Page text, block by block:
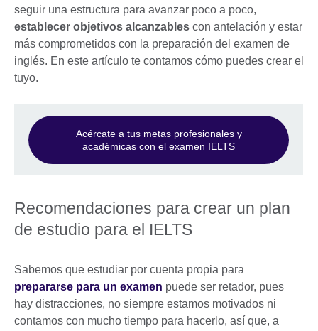
seguir una estructura para avanzar poco a poco,
establecer objetivos alcanzables con antelación y estar
más comprometidos con la preparación del examen de
inglés. En este artículo te contamos cómo puedes crear el
tuyo.
Acércate a tus metas profesionales y
académicas con el examen IELTS
Recomendaciones para crear un plan
de estudio para el IELTS
Sabemos que estudiar por cuenta propia para
prepararse para un examen puede ser retador, pues
hay distracciones, no siempre estamos motivados ni
contamos con mucho tiempo para hacerlo, así que, a